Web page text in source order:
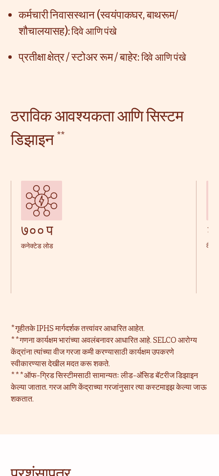
कर्मचारी निवासस्थान (स्वयंपाकघर, बाथरूम/
शौचालयासह):दिवे आणि पंखे
प्रतीक्षा क्षेत्र / स्टोअर रूम / बाहेर:दिवे आणि पंखे
ठराविक आवश्यकता आणि सिस्टम
डिझाइन **
७०० प
कनेक्टेड लोड
२
*गृहीतके IPHS मार्गदर्शक तत्त्वांवर आधारित आहेत.
**गणना कार्यक्षम भारांच्या अवलंबनावर आधारित आहे. SELCO आरोग्य
केंद्रांना त्यांच्या वीज गरजा कमी करण्यासाठी कार्यक्षम उपकरणे
स्वीकारण्यास देखील मदत करू शकते.
***ऑफ-ग्रिड सिस्टीमसाठी सामान्यतः लीड-अ‍ॅसिड बॅटरीज डिझाइन
केल्या जातात. गरज आणि केंद्राच्या गरजांनुसार त्या कस्टमाइझ केल्या जाऊ
शकतात.